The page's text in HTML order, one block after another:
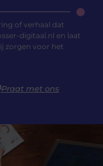
of verhaal dat
digitaal.nl en laat
zorgen voor het
Praat met ons